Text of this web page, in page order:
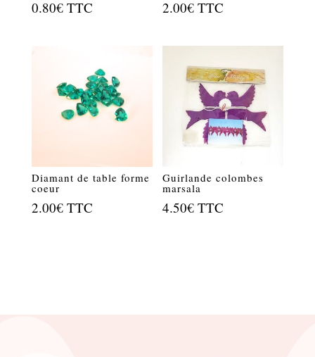
0.80€ TTC 2.00€ TTC
Diamant de table forme
coeur
2.00€ TTC
Guirlande colombes
marsala
4.50€ TTC